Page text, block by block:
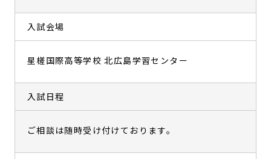
入試会場
星槎国際高等学校 北広島学習センター
入試日程
ご相談は随時受け付けております。